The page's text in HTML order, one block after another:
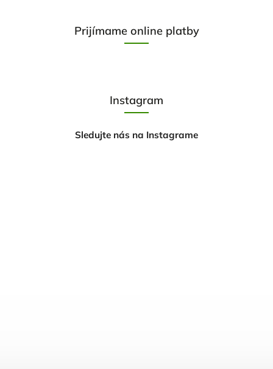
Prijímame online platby
Instagram
Sledujte nás na Instagrame